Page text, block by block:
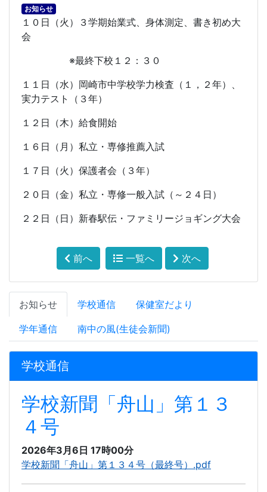
お知らせ
１０日（火）３学期始業式、身体測定、書き初め大
会
※最終下校１２：３０
１１日（水）岡崎市中学校学力検査（１，２年）、
実力テスト（３年）
１２日（木）給食開始
１６日（月）私立・専修推薦入試
１７日（火）保護者会（３年）
２０日（金）私立・専修一般入試（～２４日）
２２日（日）新春駅伝・ファミリージョギング大会
前へ 一覧へ 次へ
お知らせ 学校通信 保健室だより
学年通信 南中の風(生徒会新聞)
学校通信
学校新聞「舟山」第１３
４号
2026年3月6日 17時00分
学校新聞「舟山」第１３４号（最終号）.pdf